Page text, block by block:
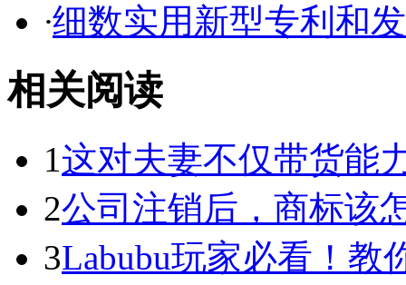
·细数实用新型专利和
相关阅读
1这对夫妻不仅带货能
2公司注销后，商标该
3Labubu玩家必看！教